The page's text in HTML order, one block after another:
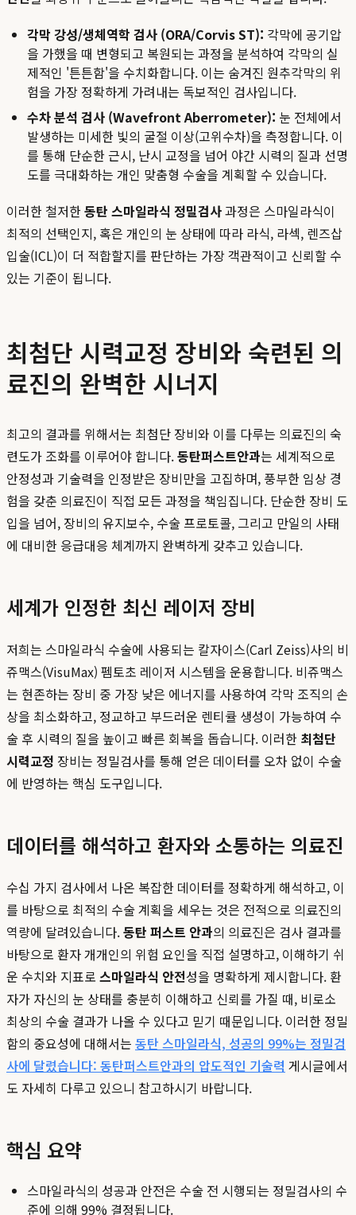
각막 강성/생체역학 검사 (ORA/Corvis ST): 각막에 공기압
을 가했을 때 변형되고 복원되는 과정을 분석하여 각막의 실
제적인 '튼튼함'을 수치화합니다. 이는 숨겨진 원추각막의 위
험을 가장 정확하게 가려내는 독보적인 검사입니다.
수차 분석 검사 (Wavefront Aberrometer): 눈 전체에서
발생하는 미세한 빛의 굴절 이상(고위수차)을 측정합니다. 이
를 통해 단순한 근시, 난시 교정을 넘어 야간 시력의 질과 선명
도를 극대화하는 개인 맞춤형 수술을 계획할 수 있습니다.
이러한 철저한동탄 스마일라식 정밀검사과정은 스마일라식이
최적의 선택인지, 혹은 개인의 눈 상태에 따라 라식, 라섹, 렌즈삽
입술(ICL)이 더 적합할지를 판단하는 가장 객관적이고 신뢰할 수
있는 기준이 됩니다.
최첨단 시력교정 장비와 숙련된 의
료진의 완벽한 시너지
최고의 결과를 위해서는 최첨단 장비와 이를 다루는 의료진의 숙
련도가 조화를 이루어야 합니다.동탄퍼스트안과는 세계적으로
안정성과 기술력을 인정받은 장비만을 고집하며, 풍부한 임상 경
험을 갖춘 의료진이 직접 모든 과정을 책임집니다. 단순한 장비 도
입을 넘어, 장비의 유지보수, 수술 프로토콜, 그리고 만일의 사태
에 대비한 응급대응 체계까지 완벽하게 갖추고 있습니다.
세계가 인정한 최신 레이저 장비
저희는 스마일라식 수술에 사용되는 칼자이스(Carl Zeiss)사의 비
쥬맥스(VisuMax) 펨토초 레이저 시스템을 운용합니다. 비쥬맥스
는 현존하는 장비 중 가장 낮은 에너지를 사용하여 각막 조직의 손
상을 최소화하고, 정교하고 부드러운 렌티큘 생성이 가능하여 수
술 후 시력의 질을 높이고 빠른 회복을 돕습니다. 이러한 최첨단
시력교정 장비는 정밀검사를 통해 얻은 데이터를 오차 없이 수술
에 반영하는 핵심 도구입니다.
데이터를 해석하고 환자와 소통하는 의료진
수십 가지 검사에서 나온 복잡한 데이터를 정확하게 해석하고, 이
를 바탕으로 최적의 수술 계획을 세우는 것은 전적으로 의료진의
역량에 달려있습니다.동탄 퍼스트 안과의 의료진은 검사 결과를
바탕으로 환자 개개인의 위험 요인을 직접 설명하고, 이해하기 쉬
운 수치와 지표로 스마일라식 안전성을 명확하게 제시합니다. 환
자가 자신의 눈 상태를 충분히 이해하고 신뢰를 가질 때, 비로소
최상의 수술 결과가 나올 수 있다고 믿기 때문입니다. 이러한 정밀
함의 중요성에 대해서는 동탄 스마일라식, 성공의 99%는 정밀검
사에 달렸습니다: 동탄퍼스트안과의 압도적인 기술력 게시글에서
도 자세히 다루고 있으니 참고하시기 바랍니다.
핵심 요약
스마일라식의 성공과 안전은 수술 전 시행되는 정밀검사의 수
준에 의해 99% 결정됩니다.